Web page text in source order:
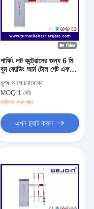
পার্কিং লট কন্ট্রোলের জন্য 6 মি
বুম ফোল্ডিং আর্ম টোল গেট এফ
মূল্য:আলোচনাযোগ্য
MOQ:1 সেট
সর্বশেষ দাম পান
এখন চ্যাট করুন